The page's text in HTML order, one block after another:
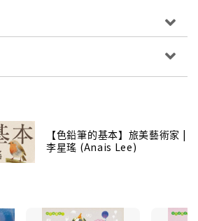
現任何工具都能作畫的願望吧！
草蔬果就會在瞬間變成可愛的小
的魔法，一筆一畫都能創造出可
【色鉛筆的基本】旅美藝術家 |
李星瑤 (Anais Lee)